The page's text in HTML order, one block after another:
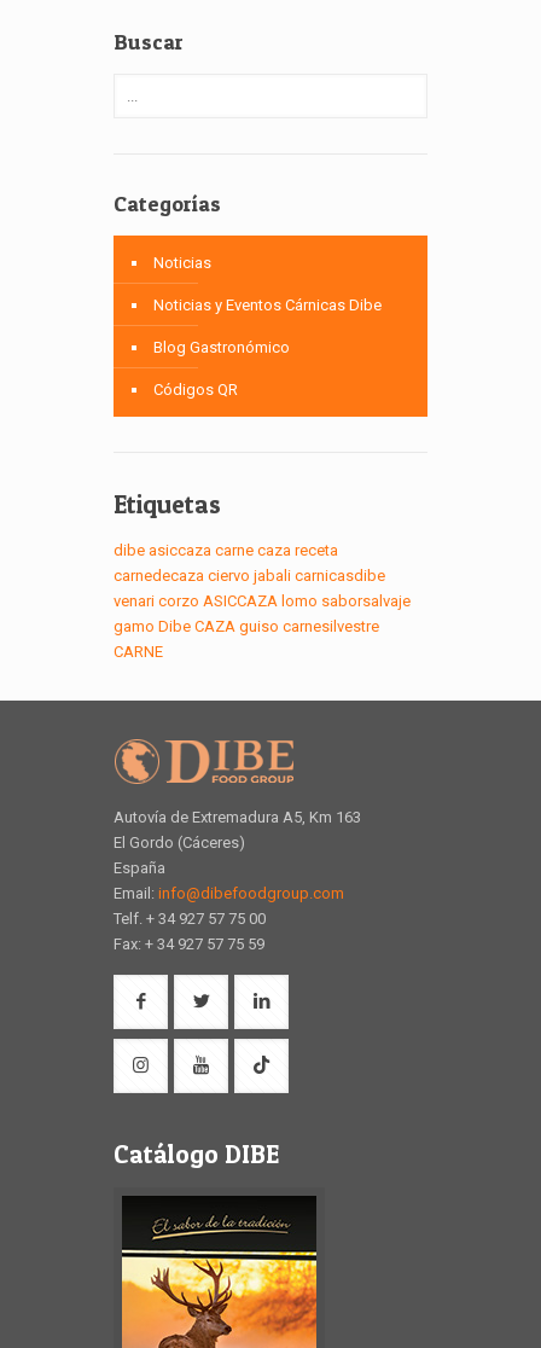
Buscar
Categorías
Noticias
Noticias y Eventos Cárnicas Dibe
Blog Gastronómico
Códigos QR
Etiquetas
dibe asiccaza carne caza receta
carnedecaza ciervo jabali carnicasdibe
venari corzo ASICCAZA lomo saborsalvaje
gamo Dibe CAZA guiso carnesilvestre
CARNE
Autovía de Extremadura A5, Km 163
El Gordo (Cáceres)
España
Email: info@dibefoodgroup.com
Telf. + 34 927 57 75 00
Fax: + 34 927 57 75 59
Catálogo DIBE